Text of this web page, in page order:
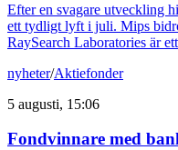
Efter en svagare utveckling
ett tydligt lyft i juli. Mips
RaySearch Laboratories är
nyheter/Aktiefonder
5 augusti, 15:06
Fondvinnare med